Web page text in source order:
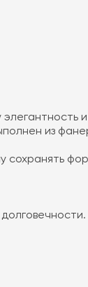
и
из
сохранять